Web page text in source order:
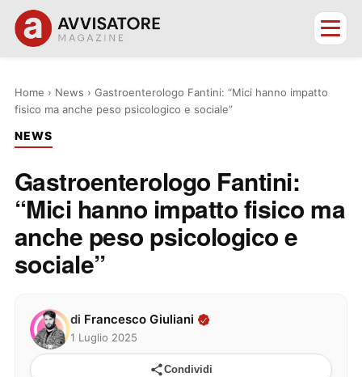
Home › News › Gastroenterologo Fantini: “Mici hanno impatto
fisico ma anche peso psicologico e sociale”
NEWS
Gastroenterologo Fantini:
“Mici hanno impatto fisico ma
anche peso psicologico e
sociale”
di Francesco Giuliani
1 Luglio 2025
Condividi